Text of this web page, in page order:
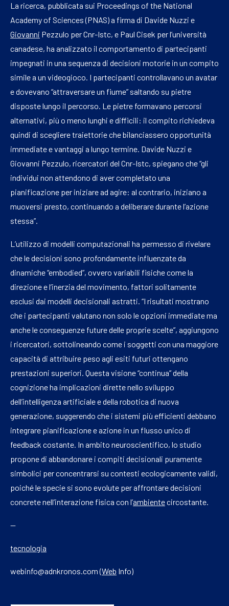
La ricerca, pubblicata sui Proceedings of the National
Academy of Sciences (PNAS) a firma di Davide Nuzzi e
Giovanni Pezzulo per Cnr-Istc, e Paul Cisek per l’università
canadese, ha analizzato il comportamento di partecipanti
impegnati in una sequenza di decisioni motorie in un compito
simile a un videogioco. I partecipanti controllavano un avatar
e dovevano “attraversare un fiume” saltando su pietre
disposte lungo il percorso. Le pietre formavano percorsi
alternativi, più o meno lunghi e difficili: il compito richiedeva
quindi di scegliere traiettorie che bilanciassero opportunità
immediate e vantaggi a lungo termine. Davide Nuzzi e
Giovanni Pezzulo, ricercatori del Cnr-Istc, spiegano che “gli
individui non attendono di aver completato una
pianificazione per iniziare ad agire: al contrario, iniziano a
muoversi presto, continuando a deliberare durante l’azione
stessa”.
L’utilizzo di modelli computazionali ha permesso di rivelare
che le decisioni sono profondamente influenzate da
dinamiche “embodied”, ovvero variabili fisiche come la
direzione e l’inerzia del movimento, fattori solitamente
esclusi dai modelli decisionali astratti. “I risultati mostrano
che i partecipanti valutano non solo le opzioni immediate ma
anche le conseguenze future delle proprie scelte”, aggiungono
i ricercatori, sottolineando come i soggetti con una maggiore
capacità di attribuire peso agli esiti futuri ottengano
prestazioni superiori. Questa visione “continua” della
cognizione ha implicazioni dirette nello sviluppo
dell’intelligenza artificiale e della robotica di nuova
generazione, suggerendo che i sistemi più efficienti debbano
integrare pianificazione e azione in un flusso unico di
feedback costante. In ambito neuroscientifico, lo studio
propone di abbandonare i compiti decisionali puramente
simbolici per concentrarsi su contesti ecologicamente validi,
poiché le specie si sono evolute per affrontare decisioni
concrete nell’interazione fisica con l’ambientecircostante.
—
tecnologia
webinfo@adnkronos.com (Web Info)